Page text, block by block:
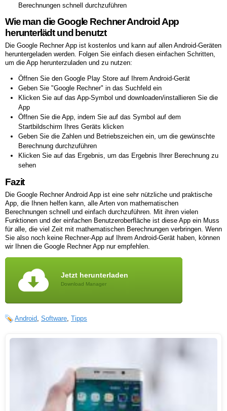
Berechnungen schnell durchzuführen
Wie man die Google Rechner Android App
herunterlädt und benutzt
Die Google Rechner App ist kostenlos und kann auf allen Android-Geräten
heruntergeladen werden. Folgen Sie einfach diesen einfachen Schritten,
um die App herunterzuladen und zu nutzen:
Öffnen Sie den Google Play Store auf Ihrem Android-Gerät
Geben Sie "Google Rechner" in das Suchfeld ein
Klicken Sie auf das App-Symbol und downloaden/installieren Sie die
App
Öffnen Sie die App, indem Sie auf das Symbol auf dem
Startbildschirm Ihres Geräts klicken
Geben Sie die Zahlen und Betriebszeichen ein, um die gewünschte
Berechnung durchzuführen
Klicken Sie auf das Ergebnis, um das Ergebnis Ihrer Berechnung zu
sehen
Fazit
Die Google Rechner Android App ist eine sehr nützliche und praktische
App, die Ihnen helfen kann, alle Arten von mathematischen
Berechnungen schnell und einfach durchzuführen. Mit ihren vielen
Funktionen und der einfachen Benutzeroberfläche ist diese App ein Muss
für alle, die viel Zeit mit mathematischen Berechnungen verbringen. Wenn
Sie also noch keine Rechner-App auf Ihrem Android-Gerät haben, können
wir Ihnen die Google Rechner App nur empfehlen.
Jetzt herunterladen
Download Manager
Android Software Tipps